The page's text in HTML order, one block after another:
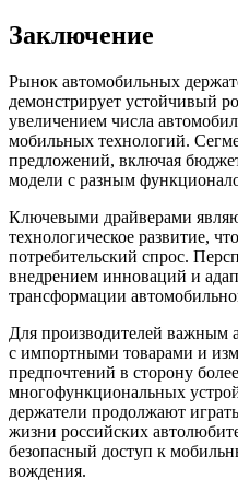
Заключение
Рынок автомобильных
демонстрирует устойчивый
увеличением числа
мобильных технологий.
предложений, включая
модели с разным
Ключевыми драйверами
технологическое развитие,
потребительский спрос.
внедрением инноваций и
трансформации
Для производителей важным
с импортными товарами и
предпочтений в сторону
многофункциональных
держатели продолжают
жизни российских
безопасный доступ к
вождения.